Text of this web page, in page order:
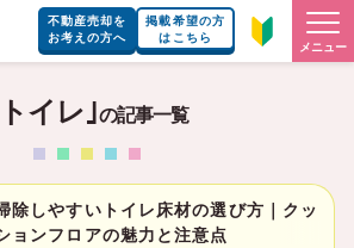
不動産売却を
お考えの方へ
掲載希望の方
はこちら
メニュー
イレ｣の記事一覧
除しやすいトイレ床材の選び方｜クッ
ョンフロアの魅力と注意点